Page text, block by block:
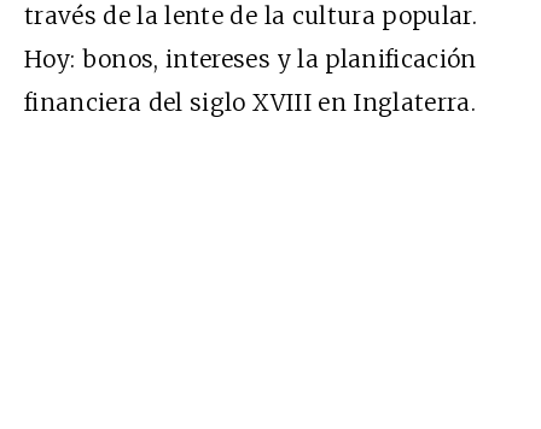
través de la lente de la cultura popular.
Hoy: bonos, intereses y la planificación
financiera del siglo XVIII en Inglaterra.